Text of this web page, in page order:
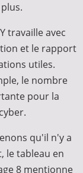
travaille avec
et le rapport
utiles.
le nombre
pour la
qu'il n'y a
le tableau en
8 mentionne